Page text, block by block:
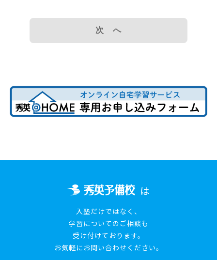
は
入塾だけではなく、
学習についてのご相談も
受け付けております。
お気軽にお問い合わせください。